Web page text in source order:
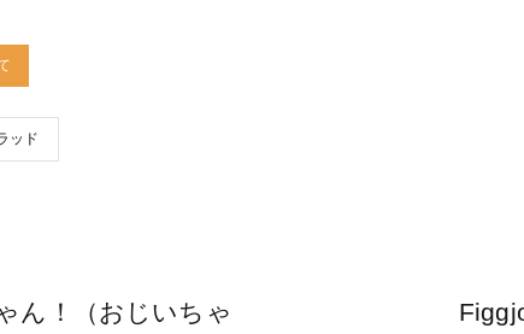
ッド
ん！（おじいちゃ